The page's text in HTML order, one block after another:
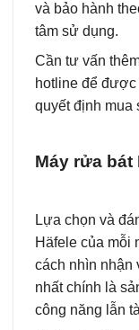
và bảo hành
tâm sử dụng.
Cần tư vấn
hotline để
quyết định mua
Máy rửa bát
Lựa chọn và
Häfele của mỗi
cách nhìn nhận
nhất chính là
công năng lẫn